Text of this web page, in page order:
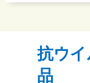
抗ウ
品